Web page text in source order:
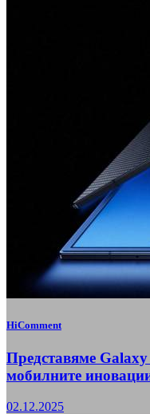
HiComment
Представяме
мобилните
02.12.2025